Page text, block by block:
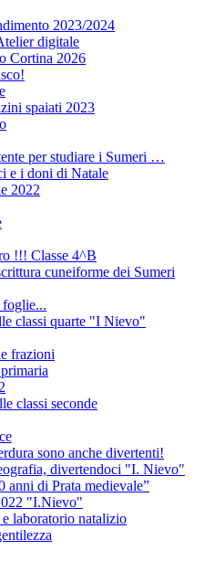
2023/2024
digitale
Cortina 2026
spaiati 2023
per studiare i Sumeri …
e i doni di Natale
2022
!!! Classe 4^B
cuneiforme dei Sumeri
classi quarte "I Nievo"
frazioni
classi seconde
sono anche divertenti!
divertendoci "I. Nievo"
anni di Prata medievale”
"I.Nievo"
laboratorio natalizio